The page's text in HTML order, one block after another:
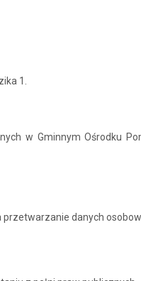
1.
w Gminnym Ośrodku
danych